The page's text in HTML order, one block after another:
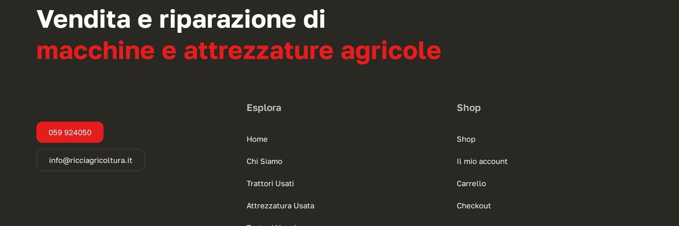
Vendita e riparazione di
macchine e attrezzature agricole
059 924050
info@ricciagricoltura.it
Esplora
Home
Chi Siamo
Trattori Usati
Attrezzatura Usata
Shop
Shop
Il mio account
Carrello
Checkout